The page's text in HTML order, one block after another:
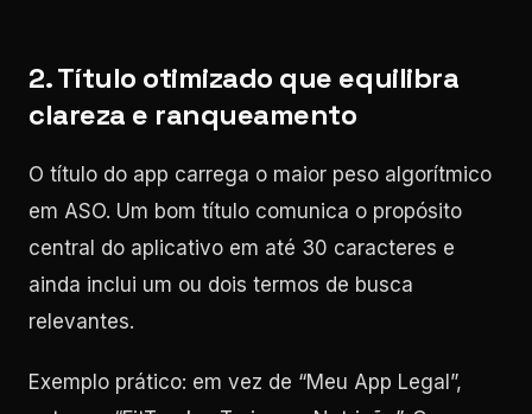
2. Título otimizado que equilibra
clareza e ranqueamento
O título do app carrega o maior peso algorítmico
em ASO. Um bom título comunica o propósito
central do aplicativo em até 30 caracteres e
ainda inclui um ou dois termos de busca
relevantes.
Exemplo prático: em vez de “Meu App Legal”,